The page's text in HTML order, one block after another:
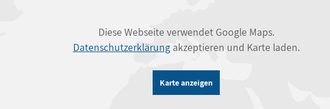
Diese Webseite verwendet Google Maps.
Datenschutzerklärungakzeptieren und Karte laden.
Karte anzeigen